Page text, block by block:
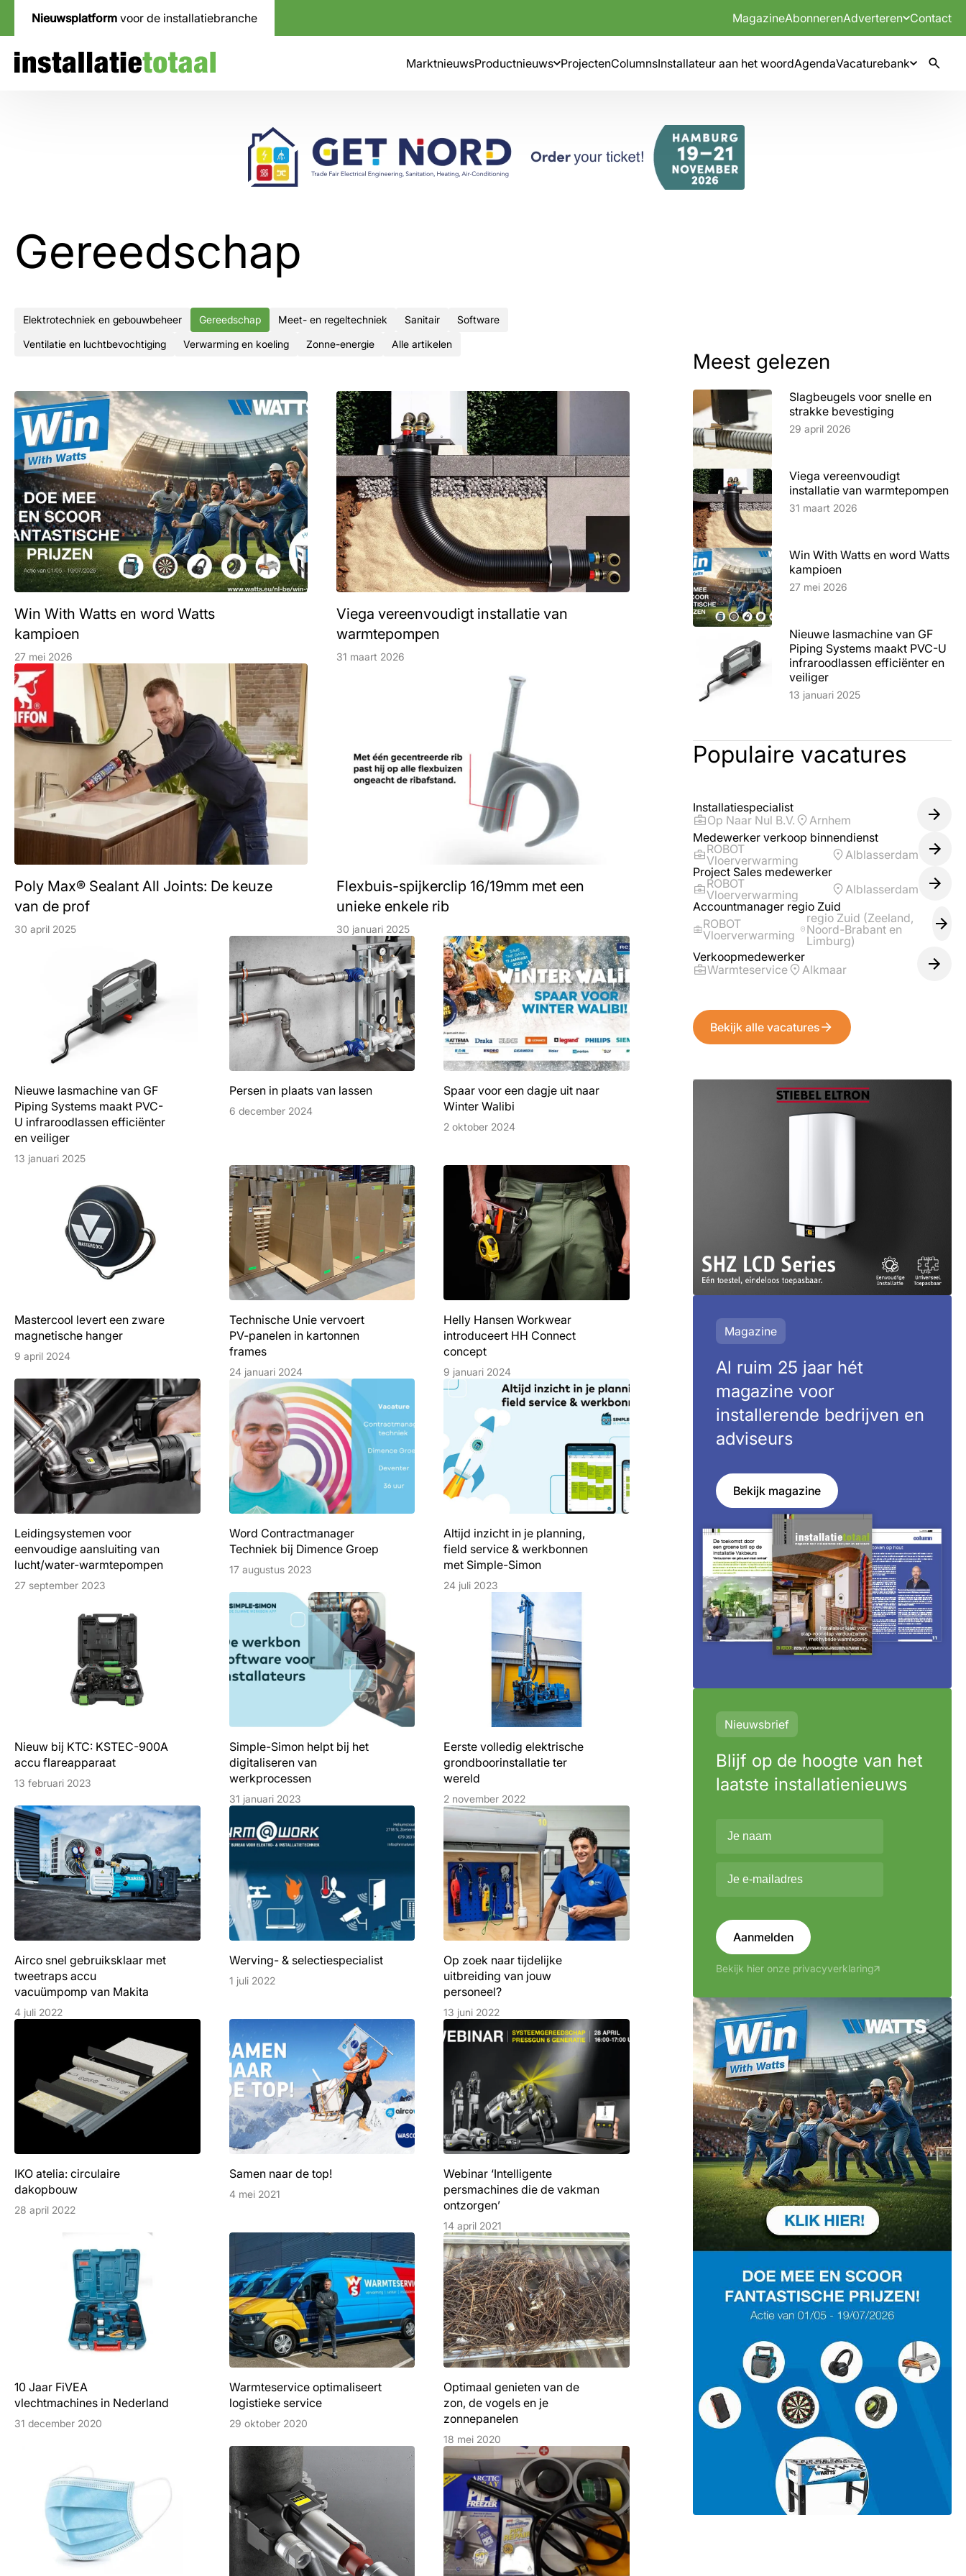
Nieuwsplatform voor de installatiebranche MagazineAbonnerenAdverteren Contact
MarktnieuwsProductnieuws ProjectenColumnsInstallateur aan het woordAgendaVacaturebank
Gereedschap
Elektrotechniek en gebouwbeheer Gereedschap Meet- en regeltechniek Sanitair
Software
Ventilatie en luchtbevochtiging
Verwarming en koeling Zonne-energie Alle artikelen
Win With Watts en word Watts
kampioen
27 mei 2026
Viega vereenvoudigt installatie van
warmtepompen
31 maart 2026
Poly Max® Sealant All Joints: De keuze
van de prof
30 april 2025
Flexbuis-spijkerclip 16/19mm met een
unieke enkele rib
30 januari 2025
Nieuwe lasmachine van GF
Piping Systems maakt PVC-
U infraroodlassen efficiënter
en veiliger
13 januari 2025
Persen in plaats van lassen
6 december 2024
Spaar voor een dagje uit naar
Winter Walibi
2 oktober 2024
Mastercool levert een zware
magnetische hanger
9 april 2024
Technische Unie vervoert
PV-panelen in kartonnen
frames
24 januari 2024
Helly Hansen Workwear
introduceert HH Connect
concept
9 januari 2024
Leidingsystemen voor
eenvoudige aansluiting van
lucht/water-warmtepompen
27 september 2023
Word Contractmanager
Techniek bij Dimence Groep
17 augustus 2023
Altijd inzicht in je planning,
field service & werkbonnen
met Simple-Simon
24 juli 2023
Nieuw bij KTC: KSTEC-900A
accu flareapparaat
13 februari 2023
Simple-Simon helpt bij het
digitaliseren van
werkprocessen
31 januari 2023
Eerste volledig elektrische
grondboorinstallatie ter
wereld
2 november 2022
Airco snel gebruiksklaar met
tweetraps accu
vacuümpomp van Makita
4 juli 2022
Werving- & selectiespecialist
1 juli 2022
Op zoek naar tijdelijke
uitbreiding van jouw
personeel?
13 juni 2022
IKO atelia: circulaire
dakopbouw
28 april 2022
Samen naar de top!
4 mei 2021
Webinar ‘Intelligente
persmachines die de vakman
ontzorgen’
14 april 2021
10 Jaar FiVEA
vlechtmachines in Nederland
31 december 2020
Warmteservice optimaliseert
logistieke service
29 oktober 2020
Optimaal genieten van de
zon, de vogels en je
zonnepanelen
18 mei 2020
Meest gelezen
Slagbeugels voor snelle en
strakke bevestiging
Lees artikel
29 april 2026
Viega vereenvoudigt
installatie van warmtepompen
Lees artikel
31 maart 2026
Win With Watts en word Watts
kampioen
Lees artikel
27 mei 2026
Nieuwe lasmachine van GF
Piping Systems maakt PVC-U
infraroodlassen efficiënter en
veiliger
Lees artikel
13 januari 2025
Populaire vacatures
Installatiespecialist
Op Naar Nul B.V.
Arnhem
Medewerker verkoop binnendienst
ROBOT
Vloerverwarming
Alblasserdam
Project Sales medewerker
ROBOT
Vloerverwarming
Alblasserdam
Accountmanager regio Zuid
ROBOT
Vloerverwarming
regio Zuid (Zeeland,
Noord-Brabant en
Limburg)
Verkoopmedewerker
Warmteservice
Alkmaar
Bekijk alle vacatures
Magazine
Al ruim 25 jaar hét
magazine voor
installerende bedrijven en
adviseurs
Bekijk magazine
Nieuwsbrief
Blijf op de hoogte van het
laatste installatienieuws
Aanmelden
Bekijk hier onze privacyverklaring